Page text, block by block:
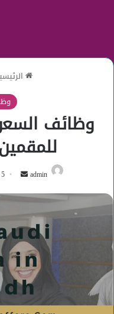
وظائف
admin
أرسل 5 نوفمبر، 2018